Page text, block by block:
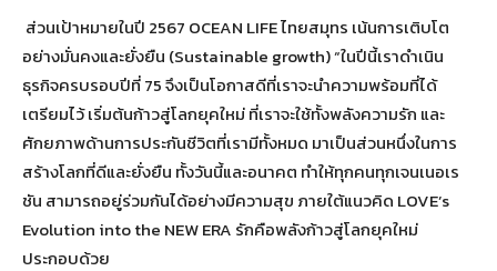
ส่วนเป้าหมายในปี 2567 OCEAN LIFE ไทยสมุทร เน้นการเติบโต
อย่างมั่นคงและยั่งยืน (Sustainable growth) “ในปีนี้เราดำเนิน
ธุรกิจครบรอบปีที่ 75 จึงเป็นโอกาสดีที่เราจะนำความพร้อมที่ได้
เตรียมไว้ เริ่มต้นก้าวสู่โลกยุคใหม่ ที่เราจะใช้ทั้งพลังความรัก และ
ศักยภาพด้านการประกันชีวิตที่เรามีทั้งหมด มาเป็นส่วนหนึ่งในการ
สร้างโลกที่ดีและยั่งยืน ทั้งวันนี้และอนาคต ทำให้ทุกคนทุกเจนเนอเร
ชัน สามารถอยู่ร่วมกันได้อย่างมีความสุข ภายใต้แนวคิด LOVE’s
Evolution into the NEW ERA รักคือพลังก้าวสู่โลกยุคใหม่
ประกอบด้วย